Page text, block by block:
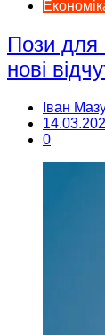
Пози для
нові
Іван
0